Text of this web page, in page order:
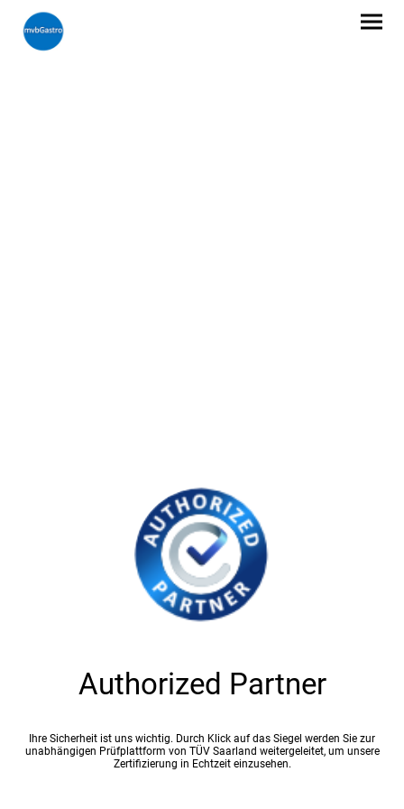
Authorized Partner
Ihre Sicherheit ist uns wichtig. Durch Klick auf das Siegel werden Sie zur
unabhängigen Prüfplattform von TÜV Saarland weitergeleitet, um unsere
Zertifizierung in Echtzeit einzusehen.